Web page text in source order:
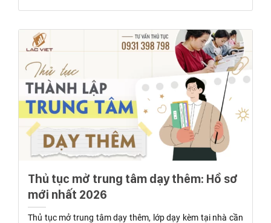
Thủ tục mở trung tâm dạy thêm: Hồ sơ
mới nhất 2026
Thủ tục mở trung tâm dạy thêm, lớp dạy kèm tại nhà cần